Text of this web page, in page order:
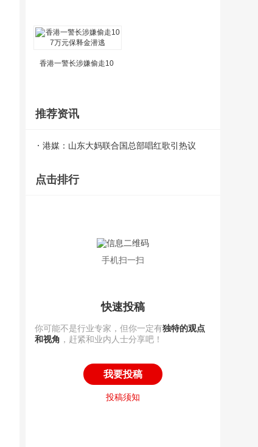
香港一警长涉嫌偷走10
推荐资讯
港媒：山东大妈联合国总部唱红歌引热议
点击排行
手机扫一扫
快速投稿
你可能不是行业专家，但你一定有独特的观点
和视角 ，赶紧和业内人士分享吧！
我要投稿
投稿须知